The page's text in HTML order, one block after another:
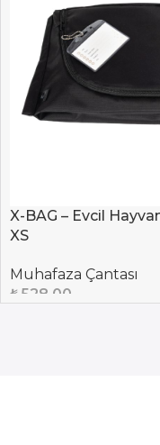
X-BAG – Evcil
XS
Muhafaza Çantası
₺ 528,00